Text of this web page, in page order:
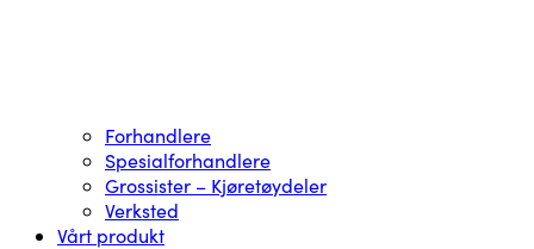
Forhandlere
Spesialforhandlere
Grossister – Kjøretøydeler
Verksted
Vårt produkt